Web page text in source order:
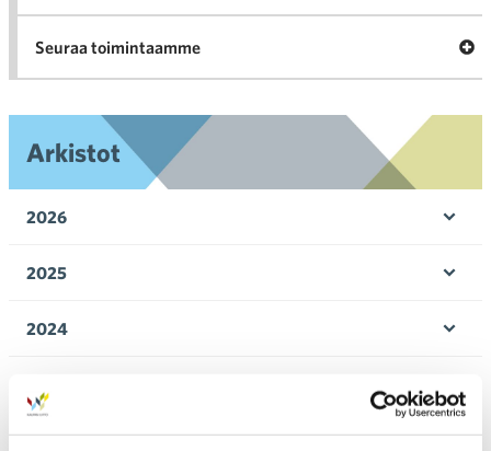
Seuraa toimintaamme
Arkistot
2026
2025
2024
2022